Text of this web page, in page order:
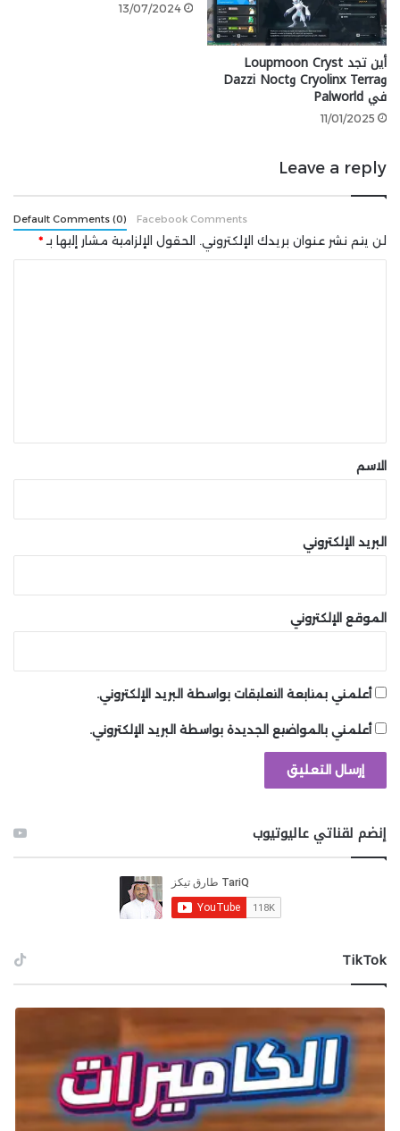
شارك هذه الصفحة عبرأين تجد Loupmoon Cryst
وCryolinx Terra وDazzi Noct
في Palworld
11/01/2025
13/07/2024
Leave a reply
Default Comments (0) Facebook Comments
لن يتم نشر عنوان بريدك الإلكتروني. الحقول الإلزامية مشار إليها بـ*
*الاسم
البريد الإلكتروني
الموقع الإلكتروني
أعلمني بمتابعة التعليقات بواسطة البريد الإلكتروني.
أعلمني بالمواضيع الجديدة بواسطة البريد الإلكتروني.
إنضم لقناتي عاليوتيوب
‫TikTok